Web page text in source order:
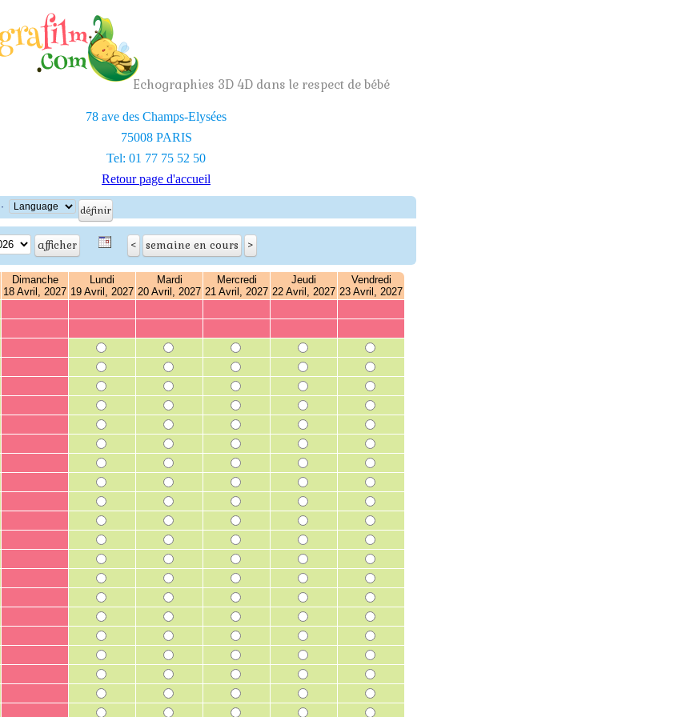
Echographies 3D 4D dans le respect de bébé
78 ave des Champs-Elysées
75008 PARIS
Tel: 01 77 75 52 50
Retour page d'accueil
·
Dimanche
18 Avril, 2027
Lundi
19 Avril, 2027
Mardi
20 Avril, 2027
Mercredi
21 Avril, 2027
Jeudi
22 Avril, 2027
Vendredi
23 Avril, 2027